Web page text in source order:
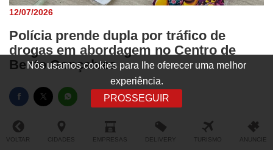
Nós usamos cookies para lhe oferecer uma melhor
experiência.
PROSSEGUIR
12/07/2026
Polícia prende dupla por tráfico de
drogas em abordagem no Centro de
Bento Gonçalves
VOLTAR CIDADES EMPRESAS DELIVERY TURISMO ANUNCIE